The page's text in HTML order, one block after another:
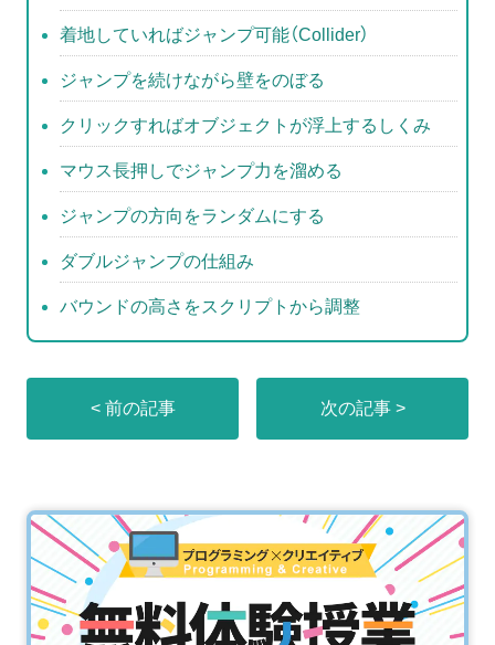
k
着地していればジャンプ可能（Collider）
ジャンプを続けながら壁をのぼる
クリックすればオブジェクトが浮上するしくみ
マウス長押しでジャンプ力を溜める
ジャンプの方向をランダムにする
ダブルジャンプの仕組み
バウンドの高さをスクリプトから調整
< 前の記事 次の記事 >